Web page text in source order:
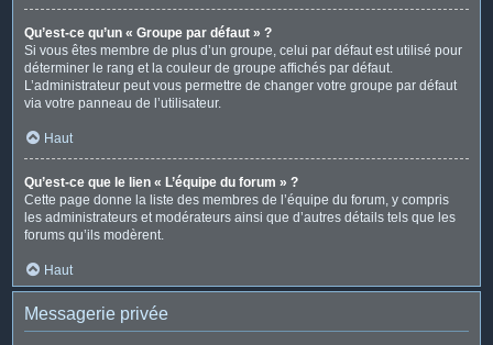
Qu’est-ce qu’un « Groupe par défaut » ?
Si vous êtes membre de plus d’un groupe, celui par défaut est utilisé pour
déterminer le rang et la couleur de groupe affichés par défaut.
L’administrateur peut vous permettre de changer votre groupe par défaut
via votre panneau de l’utilisateur.
Haut
Qu’est-ce que le lien « L’équipe du forum » ?
Cette page donne la liste des membres de l’équipe du forum, y compris
les administrateurs et modérateurs ainsi que d’autres détails tels que les
forums qu’ils modèrent.
Haut
Messagerie privée